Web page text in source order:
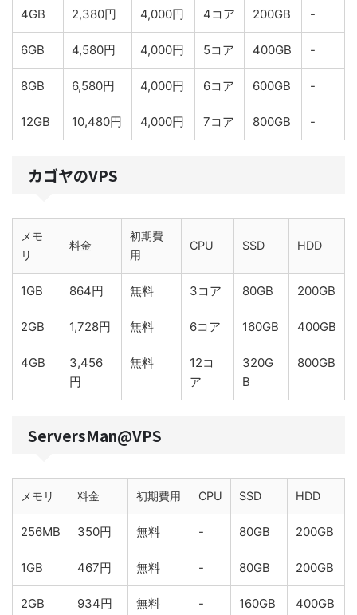
4GB 2,380円 4,000円 4コア 200GB -
6GB 4,580円 4,000円 5コア 400GB -
8GB 6,580円 4,000円 6コア 600GB -
12GB 10,480円 4,000円 7コア 800GB -
カゴヤのVPS
メモ
リ
料金
初期費
用
CPU SSD HDD
1GB 864円 無料 3コア 80GB 200GB
2GB 1,728円 無料 6コア 160GB 400GB
4GB
3,456
円
無料
12コ
ア
320G
B
800GB
ServersMan@VPS
メモリ 料金 初期費用 CPU SSD HDD
256MB 350円 無料 - 80GB 200GB
1GB 467円 無料 - 80GB 200GB
2GB 934円 無料 - 160GB 400GB